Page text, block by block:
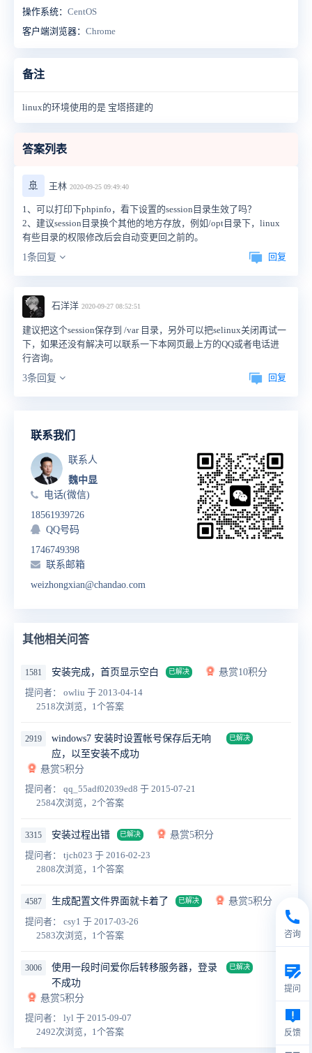
操作系统： CentOS
客户端浏览器： Chrome
备注
linux的环境使用的是 宝塔搭建的
答案列表
🚢 王林 2020-09-25 09:49:40
1、可以打印下phpinfo，看下设置的session目录生效了吗？
2、建议session目录换个其他的地方存放，例如/opt目录下，linux
有些目录的权限修改后会自动变更回之前的。
1条回复
回复
石洋洋 2020-09-27 08:52:51
建议把这个session保存到 /var 目录，另外可以把selinux关闭再试一
下，如果还没有解决可以联系一下本网页最上方的QQ或者电话进
行咨询。
3条回复
回复
联系我们
联系人
魏中显
电话(微信)
18561939726
QQ号码
1746749398
联系邮箱
weizhongxian@chandao.com
其他相关问答
1581 安装完成，首页显示空白 已解决
悬赏10积分
提问者： owliu 于 2013-04-14
2518次浏览，1个答案
2919
windows7 安装时设置帐号保存后无响
应，以至安装不成功
已解决
悬赏5积分
提问者： qq_55adf02039ed8 于 2015-07-21
2584次浏览，2个答案
3315 安装过程出错 已解决
悬赏5积分
提问者： tjch023 于 2016-02-23
2808次浏览，1个答案
4587 生成配置文件界面就卡着了 已解决
悬赏5积分
提问者： csy1 于 2017-03-26
2583次浏览，1个答案
3006
使用一段时间爱你后转移服务器，登录
不成功
已解决
悬赏5积分
提问者： lyl 于 2015-09-07
2492次浏览，1个答案
咨询
提问
反馈